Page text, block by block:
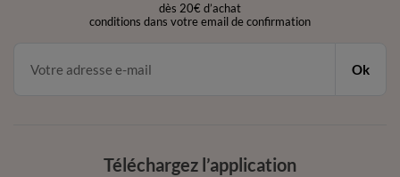
dès 20€ d’achat
conditions dans votre email de confirmation
Ok
Téléchargez l’application